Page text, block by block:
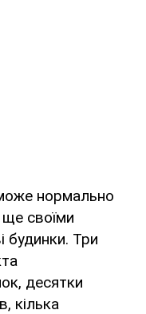
нормально
своїми
будинки. Три
десятки
кілька